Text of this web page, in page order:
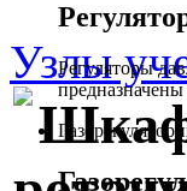
Регуляторы
Узлы